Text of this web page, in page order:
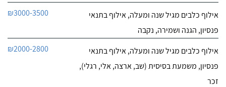
חייג עכשיו
אילוף כלבים מגיל שנה ומעלה, אילוף בתנאי
פנסיון, הגנה ושמירה, נקבה
₪3000-3500
אילוף כלבים מגיל שנה ומעלה, אילוף בתנאי
פנסיון, משמעת בסיסית (שב, ארצה, אלי, רגלי),
זכר
₪2000-2800